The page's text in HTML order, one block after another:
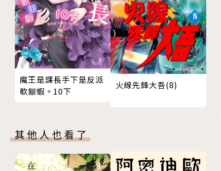
魔王是課長手下是反派
軟腳蝦。10下
火線先鋒大吾(8)
其他人也看了